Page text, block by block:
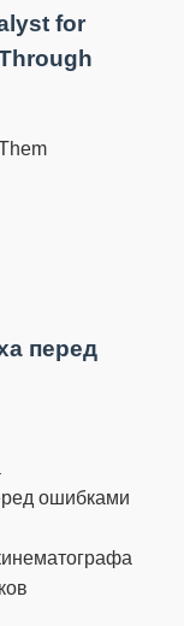
for
перед
ошибками